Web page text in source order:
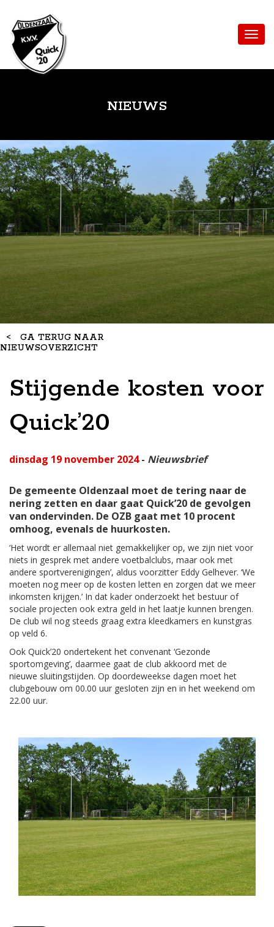
NIEUWS
< GA TERUG NAAR
NIEUWSOVERZICHT
Stijgende kosten voor
Quick’20
dinsdag 19 november 2024- Nieuwsbrief
De gemeente Oldenzaal moet de tering naar de
nering zetten en daar gaat Quick’20 de gevolgen
van ondervinden. De OZB gaat met 10 procent
omhoog, evenals de huurkosten.
‘Het wordt er allemaal niet gemakkelijker op, we zijn niet voor
niets in gesprek met andere voetbalclubs, maar ook met
andere sportverenigingen’, aldus voorzitter Eddy Gelhever. ‘We
moeten nog meer op de kosten letten en zorgen dat we meer
inkomsten krijgen.’ In dat kader onderzoekt het bestuur of
sociale projecten ook extra geld in het laatje kunnen brengen.
De club wil nog steeds graag extra kleedkamers en kunstgras
op veld 6.
Ook Quick’20 ondertekent het convenant ‘Gezonde
sportomgeving’, daarmee gaat de club akkoord met de
nieuwe sluitingstijden. Op doordeweekse dagen moet het
clubgebouw om 00.00 uur gesloten zijn en in het weekend om
22.00 uur.